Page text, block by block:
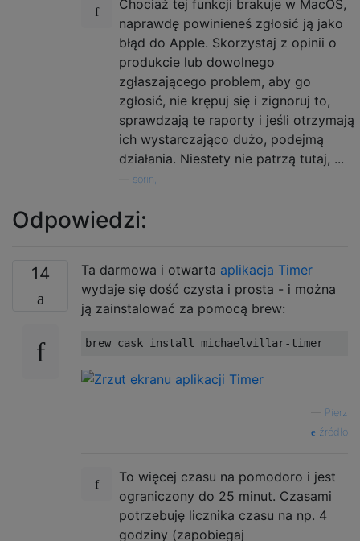
Chociaż tej funkcji brakuje w MacOS,
naprawdę powinieneś zgłosić ją jako
błąd do Apple. Skorzystaj z opinii o
produkcie lub dowolnego
zgłaszającego problem, aby go
zgłosić, nie krępuj się i zignoruj ​​to,
sprawdzają te raporty i jeśli otrzymają
ich wystarczająco dużo, podejmą
działania. Niestety nie patrzą tutaj, ...
sorin,
Odpowiedzi:
14 Ta darmowa i otwarta aplikacja Timer
wydaje się dość czysta i prosta - i można
ją zainstalować za pomocą brew:
Pierz
źródło
To więcej czasu na pomodoro i jest
ograniczony do 25 minut. Czasami
potrzebuję licznika czasu na np. 4
godziny (zapobiegaj